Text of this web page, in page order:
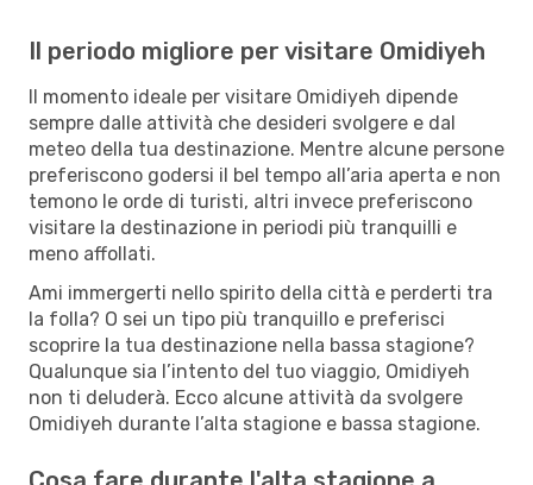
Il periodo migliore per visitare Omidiyeh
Il momento ideale per visitare Omidiyeh dipende
sempre dalle attività che desideri svolgere e dal
meteo della tua destinazione. Mentre alcune persone
preferiscono godersi il bel tempo all’aria aperta e non
temono le orde di turisti, altri invece preferiscono
visitare la destinazione in periodi più tranquilli e
meno affollati.
Ami immergerti nello spirito della città e perderti tra
la folla? O sei un tipo più tranquillo e preferisci
scoprire la tua destinazione nella bassa stagione?
Qualunque sia l’intento del tuo viaggio, Omidiyeh
non ti deluderà. Ecco alcune attività da svolgere
Omidiyeh durante l’alta stagione e bassa stagione.